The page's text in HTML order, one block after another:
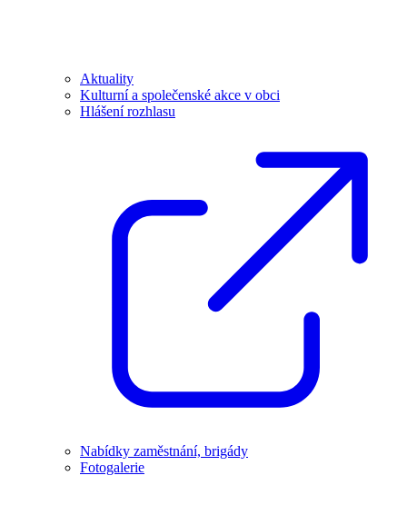
Aktuality
Kulturní a společenské akce v obci
Hlášení rozhlasu
Nabídky zaměstnání, brigády
Fotogalerie